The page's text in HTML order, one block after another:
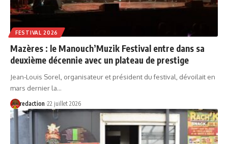
FESTIVAL 2026
Mazères : le Manouch’Muzik Festival entre dans sa
deuxième décennie avec un plateau de prestige
Jean-Louis Sorel, organisateur et président du festival, dévoilait en
mars dernier la…
redaction 22 juillet 2026